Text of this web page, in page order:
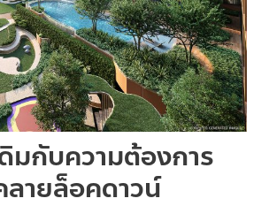
มกับความต้องการ
ายล็อคดาวน์